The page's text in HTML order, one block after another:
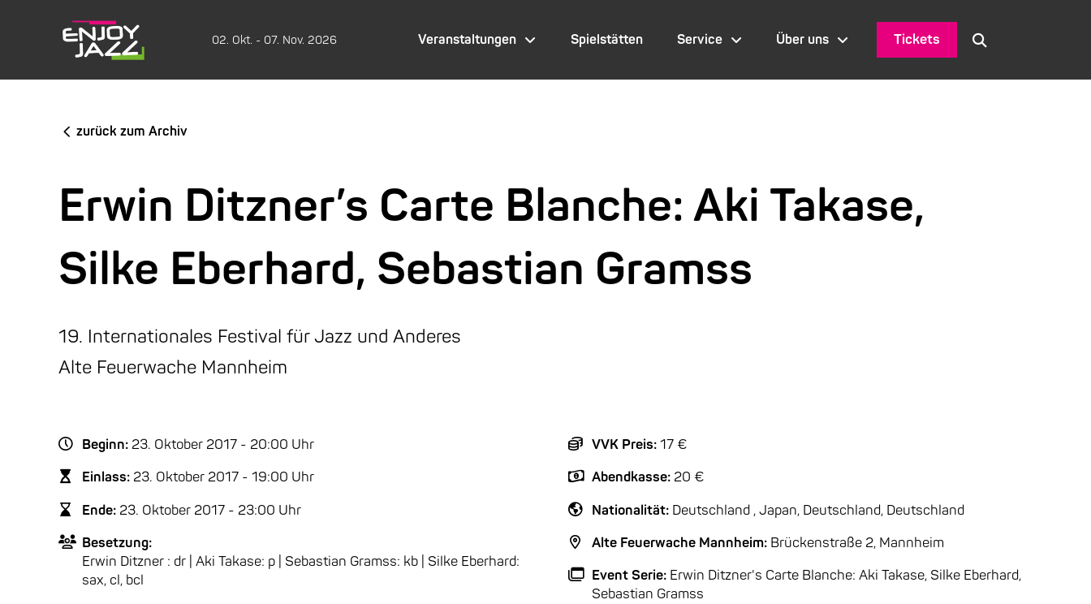
02. Okt. - 07. Nov. 2026 Veranstaltungen Spielstätten Service Über uns Tickets
zurück zum Archiv
Erwin Ditzner’s Carte Blanche: Aki Takase,
Silke Eberhard, Sebastian Gramss
19. Internationales Festival für Jazz und Anderes
Alte Feuerwache Mannheim
Beginn: 23. Oktober 2017 - 20:00 Uhr
Einlass: 23. Oktober 2017 - 19:00 Uhr
Ende: 23. Oktober 2017 - 23:00 Uhr
Besetzung:
Erwin Ditzner : dr | Aki Takase: p | Sebastian Gramss: kb | Silke Eberhard:
sax, cl, bcl
VVK Preis:17 €
Abendkasse: 20 €
Nationalität: Deutschland , Japan, Deutschland, Deutschland
Alte Feuerwache Mannheim: Brückenstraße 2, Mannheim
Event Serie: Erwin Ditzner's Carte Blanche: Aki Takase, Silke Eberhard,
Sebastian Gramss